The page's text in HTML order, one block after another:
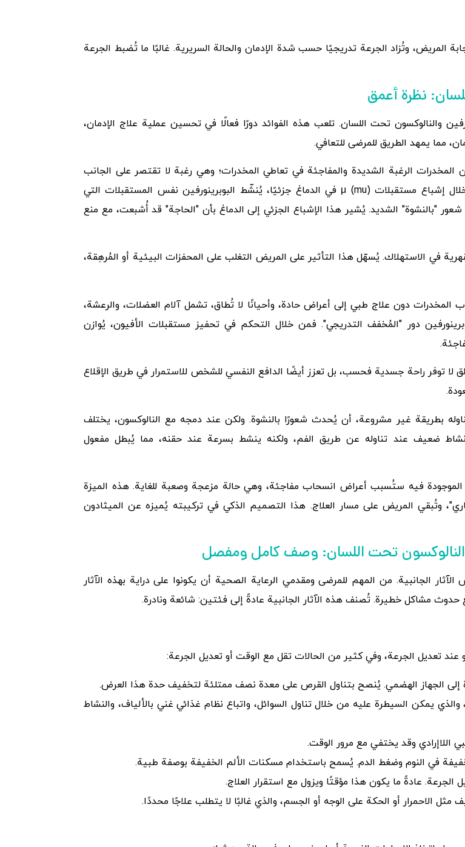
أقل (٢ ملغ/٠.٥ ملغ) لتقييم استجابة المريض، وتُزاد الجرعة تدريجيًا حسب شدة الإدمان والحالة السريرية. غالبًا ما تُضبط الجرعة
نظرة أعمق
والنالوكسون تحت اللسان. تلعب هذه الفوائد دورًا فعالًا في تحسين عملية علاج الإدمان،
مما يمهد الطريق للمرضى للتعافي.
الرغبة الشديدة والمفاجئة في تعاطي المخدرات؛ وهي رغبة لا تقتصر على الجانب
الجسدي فحسب، بل تشمل أيضًا الجانب النفسي والسلوكي. من خلال إشباع مستقبلات μ (mu) في الدماغ جزئيًا، يُنشّط البوبرينورفين نفس المستقبلات التي
"بالنشوة" الشديد. يُشير هذا الإشباع الجزئي إلى الدماغ بأن "الحاجة" قد أُشبعت، مع منع
في الاستهلاك. يُسهّل هذا التأثير على المريض التغلب على المحفزات البيئية أو المُرهِقة،
المخدرات دون علاج طبي إلى أعراض حادة، وأحيانًا لا تُطاق، تشمل آلام العضلات، والرعشة،
دور "المُخفف التدريجي". فمن خلال التحكم في تحفيز مستقبلات الأفيون، يُوازن
لا توفر راحة جسدية فحسب، بل تعزز أيضًا الدافع النفسي للشخص للاستمرار في طريق الإقلاع
بطريقة غير مشروعة، أن يُحدث شعورًا بالنشوة. ولكن عند دمجه مع النالوكسون، يختلف
نشاط ضعيف عند تناوله عن طريق الفم، ولكنه ينشط بسرعة عند حقنه، مما يُبطل مفعول
فيه ستُسبب أعراض انسحاب مفاجئة، وهي حالة مزعجة وصعبة للغاية. هذه الميزة
وتُبقي المريض على مسار العلاج. هذا التصميم الذكي في تركيبته يُميزه عن الميثادون
والنالوكسون تحت اللسان: وصف كامل ومفصل
الجانبية. من المهم للمرضى ومقدمي الرعاية الصحية أن يكونوا على دراية بهذه الآثار
حدوث مشاكل خطيرة. تُصنف هذه الآثار الجانبية عادةً إلى فئتين: شائعة ونادرة.
عند تعديل الجرعة، وفي كثير من الحالات تقل مع الوقت أو تعديل الجرعة:
إلى الجهاز الهضمي. يُنصح بتناول القرص على معدة نصف ممتلئة لتخفيف حدة هذا العرض.
والذي يمكن السيطرة عليه من خلال تناول السوائل، واتباع نظام غذائي غني بالألياف، والنشاط
اللاإرادي وقد يختفي مع مرور الوقت.
في النوم وضغط الدم. يُسمح باستخدام مسكنات الألم الخفيفة بوصفة طبية.
عادةً ما يكون هذا مؤقتًا ويزول مع استقرار العلاج.
الاحمرار أو الحكة على الوجه أو الجسم، والذي غالبًا لا يتطلب علاجًا محددًا.